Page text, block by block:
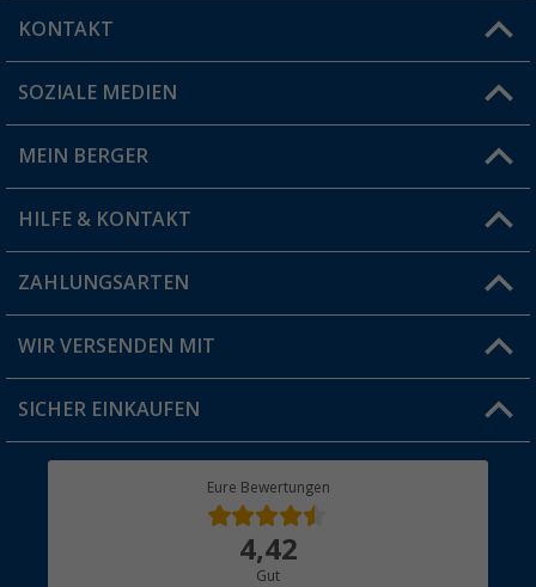
KONTAKT
Du hast eine Frage?
Filiale finden
SOZIALE MEDIEN
MEIN BERGER
Vorteilskarte
Blog
Jobs & Karriere
HILFE & KONTAKT
FAQ & Kontakt
Versandinformationen
Rücksendung
ZAHLUNGSARTEN
WIR VERSENDEN MIT
SICHER EINKAUFEN
Eure Bewertungen
4,42
Gut